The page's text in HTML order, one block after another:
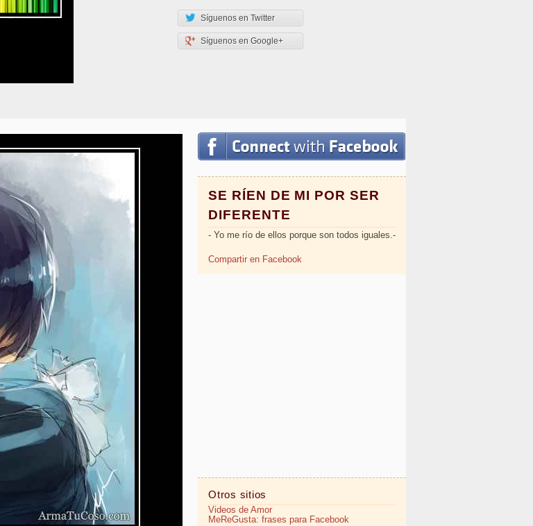
SE RÍEN DE MI POR SER
DIFERENTE
- Yo me río de ellos porque son todos iguales.-
Compartir en Facebook
Otros sitios
Videos de Amor
MeReGusta: frases para Facebook
Síguenos en Twitter
Síguenos en Google+